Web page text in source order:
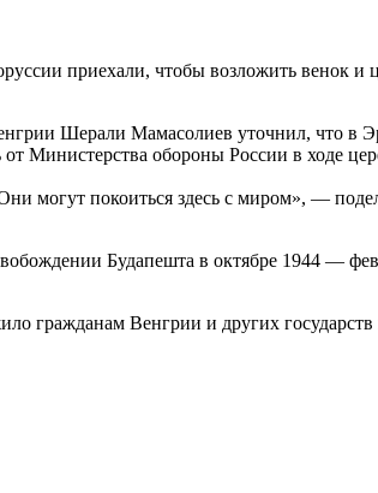
приехали, чтобы возложить венок и
Шерали Мамасолиев уточнил, что в
Министерства обороны России в ходе
могут покоиться здесь с миром», —
Будапешта в октябре 1944 —
гражданам Венгрии и других